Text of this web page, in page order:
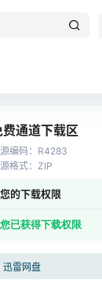
费通道下载区
编码： R4283
格式： ZIP
您的下载权限
您已获得下载权限
迅雷网盘